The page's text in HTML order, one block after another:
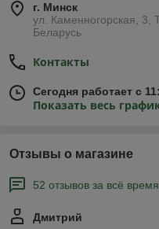
г. Минск
ул. Каменногорская, 3,
Беларусь
Контакты
Сегодня работает с
Показать весь
Отзывы о магазине
52 отзывов за всё время
Дмитрий